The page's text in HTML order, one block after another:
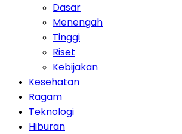
Dasar
Menengah
Tinggi
Riset
Kebijakan
Kesehatan
Ragam
Teknologi
Hiburan